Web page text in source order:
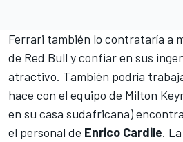
Ferrari también lo contrataría a
de Red Bull y confiar en sus
atractivo. También podría
hace con el equipo de Milton
en su casa sudafricana)
el personal de Enrico Cardile.